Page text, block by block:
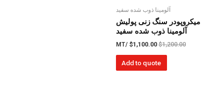
آلومینا ذوب شده سفید
میکروپودر سنگ زنی پولیش
آلومینا ذوب شده سفید
$1,200.00
$1,100.00
/MT
Add to quote